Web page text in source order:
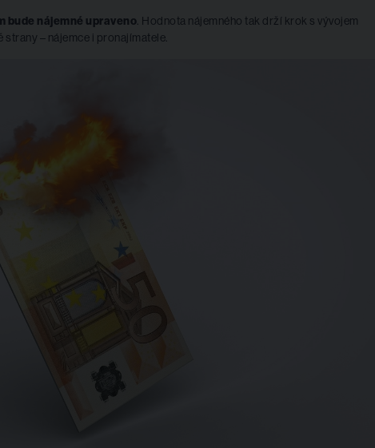
bude nájemné upraveno . Hodnota nájemného tak drží krok s vývojem
– nájemce i pronajímatele.